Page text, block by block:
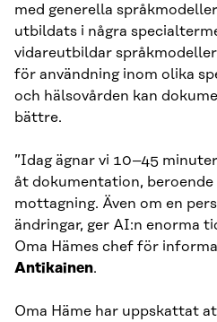
med generella
utbildats i några
vidareutbildar
för användning inom olika
och hälsovården kan
bättre.
”Idag ägnar vi 10–45
åt dokumentation, beroende
mottagning. Även om en
ändringar, ger AI:n enorma
Oma Hämes chef för
Antikainen.
Oma Häme har uppskattat